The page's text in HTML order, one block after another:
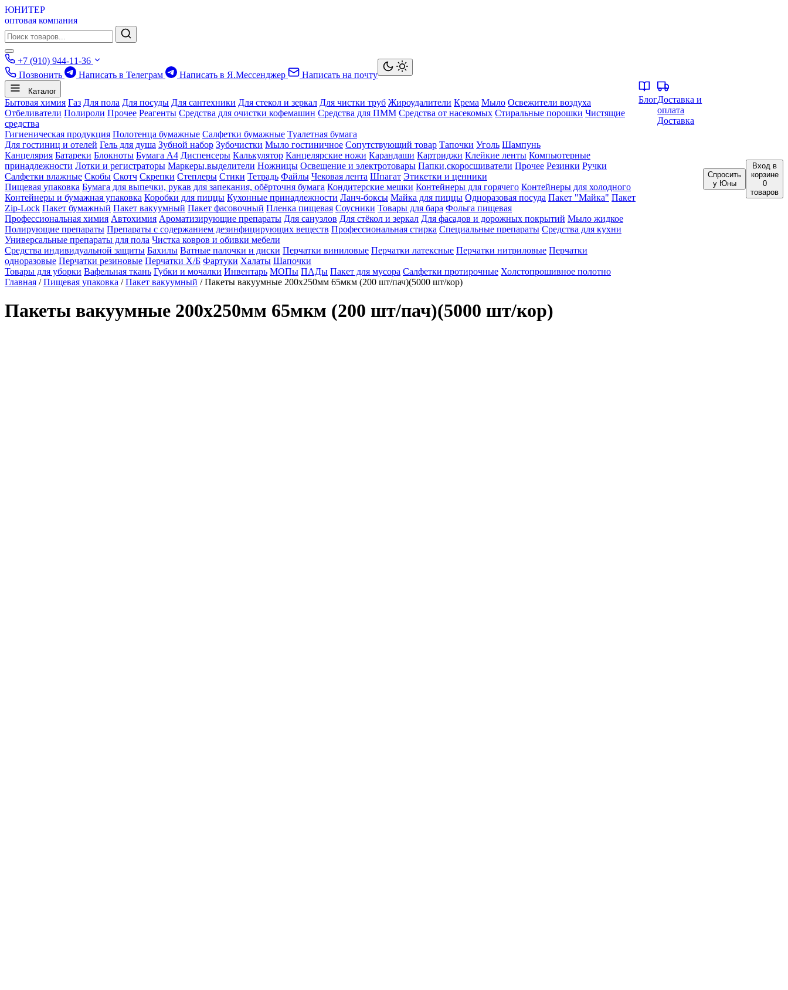
ЮНИТЕР
оптовая компания
+7 (910) 944-11-36
Позвонить
Написать в Телеграм Написать в Я.Мессенджер Написать на почту
Каталог
Бытовая химия Газ Для пола Для посуды Для сантехники Для стекол и зеркал Для чистки труб Жироудалители Крема Мыло Освежители воздуха
Отбеливатели Полироли Прочее Реагенты Средства для очистки кофемашин Средства для ПММ Средства от насекомых Стиральные порошки Чистящие
средства
Гигиеническая продукция Полотенца бумажные Салфетки бумажные Туалетная бумага
Для гостиниц и отелей Гель для душа Зубной набор Зубочистки Мыло гостиничное Сопутствующий товар Тапочки Уголь Шампунь
Канцелярия Батареки Блокноты Бумага А4 Диспенсеры Калькулятор Канцелярские ножи Карандаши Картриджи Клейкие ленты Компьютерные
принадлежности Лотки и регистраторы Маркеры,выделители Ножницы Освещение и электротовары Папки,скоросшиватели Прочее Резинки Ручки
Салфетки влажные Скобы Скотч Скрепки Степлеры Стики Тетрадь Файлы Чековая лента Шпагат Этикетки и ценники
Пищевая упаковка Бумага для выпечки, рукав для запекания, обёрточня бумага Кондитерские мешки Контейнеры для горячего Контейнеры для холодного
Контейнеры и бумажная упаковка Коробки для пиццы Кухонные принадлежности Ланч-боксы Майка для пиццы Одноразовая посуда Пакет "Майка" Пакет
Zip-Lock Пакет бумажный Пакет вакуумный Пакет фасовочный Пленка пищевая Соусники Товары для бара Фольга пищевая
Профессиональная химия Автохимия Ароматизирующие препараты Для санузлов Для стёкол и зеркал Для фасадов и дорожных покрытий Мыло жидкое
Полирующие препараты Препараты с содержанием дезинфицирующих веществ Профессиональная стирка Специальные препараты Средства для кухни
Универсальные препараты для пола Чистка ковров и обивки мебели
Средства индивидуальной защиты Бахилы Ватные палочки и диски Перчатки виниловые Перчатки латексные Перчатки нитриловые Перчатки
одноразовые Перчатки резиновые Перчатки Х/Б Фартуки Халаты Шапочки
Товары для уборки Вафельная ткань Губки и мочалки Инвентарь МОПы ПАДы Пакет для мусора Салфетки протирочные Холстопрошивное полотно
БлогДоставка и
оплата
Доставка
Спросить
у Юны
Вход в
корзине
0
товаров
Главная /Пищевая упаковка /Пакет вакуумный / Пакеты вакуумные 200х250мм 65мкм (200 шт/пач)(5000 шт/кор)
Пакеты вакуумные 200х250мм 65мкм (200 шт/пач)(5000 шт/кор)